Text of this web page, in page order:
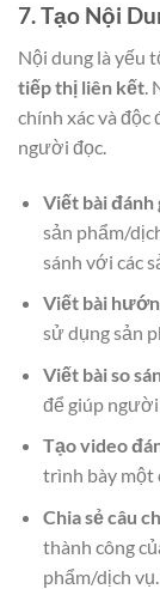
7. Tạo Nội
Nội dung là yếu
tiếp thị liên kết
chính xác và
người đọc.
Viết bài đánh
sản phẩm/
sánh với các
Viết bài
sử dụng sản
Viết bài so
để giúp
Tạo video
trình bày một
Chia sẻ câu
thành công
phẩm/dịch vụ.